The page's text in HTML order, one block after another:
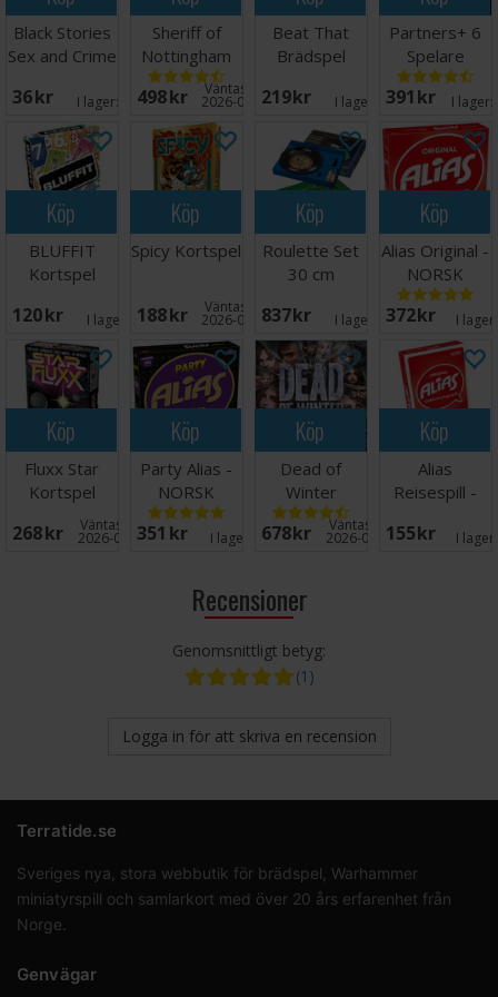
Black Stories
Sex and Crime
36 SEK I lager:
Sheriff of
Nottingham
2nd Ed
Brädspel
498 SEK Väntas in:
2026-09-30
Beat That
Brädspel
219 SEK I lager: 3
Partners+ 6
Spelare
Brädspel
391 SEK I lager:
Köp
BLUFFIT
Kortspel
120 SEK I lager:
Köp
Spicy Kortspel
188 SEK Väntas in:
2026-09-30
Köp
Roulette Set
30 cm
837 SEK I lager: 4
Köp
Alias Original -
NORSK
372 SEK I
Köp
Fluxx Star
Kortspel
268 SEK Väntas in:
2026-09-30
Köp
Party Alias -
NORSK
351 SEK I lager: 3
Köp
Dead of
Winter
Brädspel
678 SEK Väntas in:
2026-09-30
Köp
Alias
Reisespill -
155 SEK I
Recensioner
Genomsnittligt betyg:
(1)
Logga in för att skriva en recension
Terratide.se
Sveriges nya, stora webbutik för brädspel, Warhammer
miniatyrspill och samlarkort med över 20 års erfarenhet från
Norge.
Genvägar